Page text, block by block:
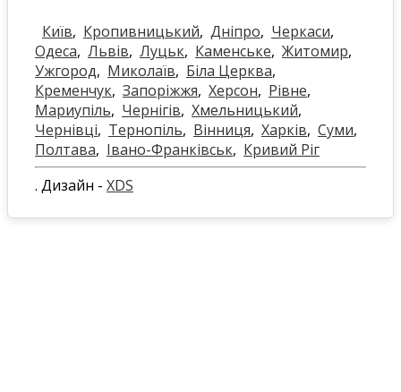
Київ, Кропивницький, Дніпро, Черкаси,
Одеса, Львів, Луцьк, Каменське, Житомир,
Ужгород, Миколаїв, Біла Церква,
Кременчук, Запоріжжя, Херсон, Рівне,
Мариупіль, Чернігів, Хмельницький,
Чернівці, Тернопіль, Вінниця, Харків, Суми,
Полтава, Івано-Франківськ, Кривий Ріг
. Дизайн - XDS